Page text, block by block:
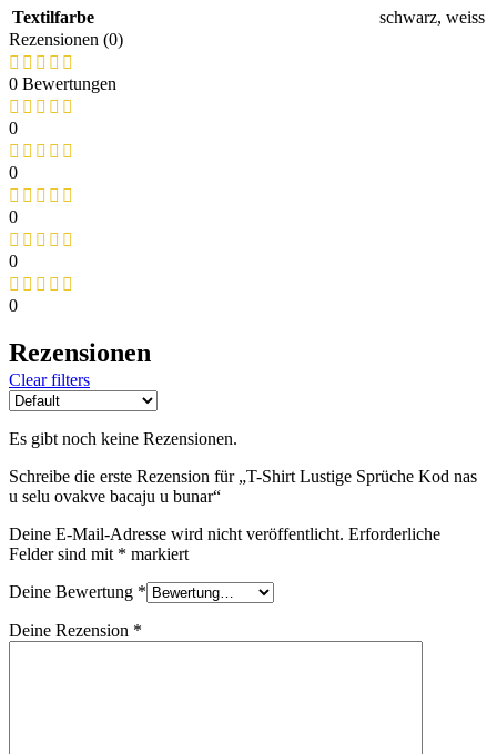
Textilfarbe schwarz, weiss
Rezensionen (0)
0 Bewertungen
0
0
0
0
0
Rezensionen
Clear filters
Es gibt noch keine Rezensionen.
Schreibe die erste Rezension für „T-Shirt Lustige Sprüche Kod nas
u selu ovakve bacaju u bunar“
Deine E-Mail-Adresse wird nicht veröffentlicht. Erforderliche
Felder sind mit * markiert
Deine Bewertung *
Deine Rezension *